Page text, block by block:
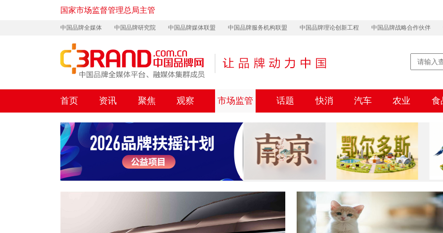
国家市场监督管理总局主管
中国品牌全媒体 中国品牌研究院 中国品牌媒体联盟 中国品牌服务机构联盟 中国品牌理论创新工程 中国品牌战略合作伙伴
首页 资讯 聚焦 观察 市场监管 话题 快消 汽车 农业 食